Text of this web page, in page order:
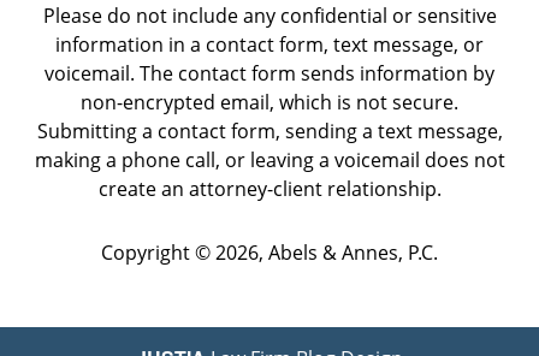
Please do not include any confidential or sensitive
information in a contact form, text message, or
voicemail. The contact form sends information by
non-encrypted email, which is not secure.
Submitting a contact form, sending a text message,
making a phone call, or leaving a voicemail does not
create an attorney-client relationship.
Copyright ©2026, Abels & Annes, P.C.